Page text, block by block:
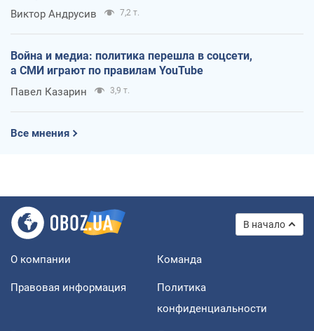
Виктор Андрусив 7,2 т.
Война и медиа: политика перешла в соцсети,
а СМИ играют по правилам YouTube
Павел Казарин 3,9 т.
Все мнения
В начало
О компании Команда
Правовая информация
Политика
конфиденциальности